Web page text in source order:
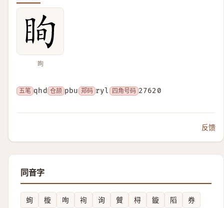
眴
五笔 qhd 仓颉 pbu 郑码 ryl 四角号码 27620
反馈
同音字
䖲 㯀 咰 䘩 询 贙 桪 鏇 䧟
券